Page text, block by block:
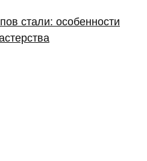
стали: особенности